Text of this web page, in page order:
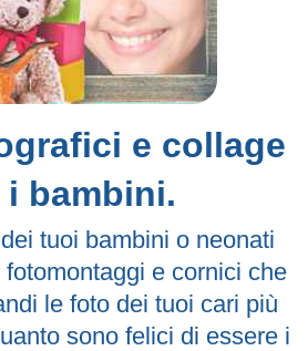
e collage
i bambini.
tuoi bambini o neonati
e cornici che
le foto dei tuoi cari più
sono felici di essere i